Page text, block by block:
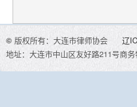
© 版权所有：大连市律师协会 辽
地址：大连市中山区友好路211号商